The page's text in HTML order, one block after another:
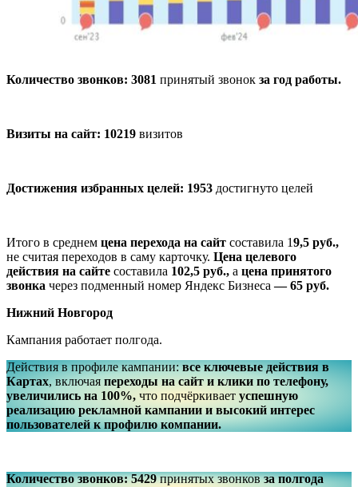
Количество звонков: 3081 принятый звонок за год работы.
Визиты на сайт: 10219 визитов
Достижения избранных целей: 1953 достигнуто целей
Итого в среднем цена перехода на сайт составила 19,5 руб.,
не считая переходов в саму карточку. Цена целевого
действия на сайте составила 102,5 руб., а цена принятого
звонка через подменный номер Яндекс Бизнеса — 65 руб.
Нижний Новгород
Кампания работает полгода.
Действия в профиле кампании:все ключевые действия в
Картах, включая переходы на сайт и клики по телефону,
увеличились на 100%, что подчёркивает успешную
реализацию рекламной кампании и высокий интерес
пользователей к профилю компании.
Количество звонков: 5429принятых звонковза полгода